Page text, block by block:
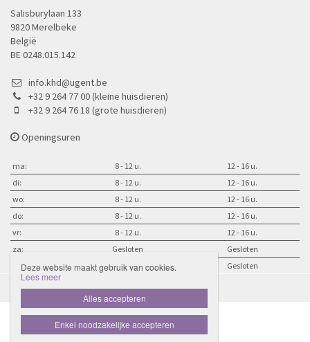
Salisburylaan 133
9820 Merelbeke
België
BE 0248.015.142
info.khd@ugent.be
+32 9 264 77 00 (kleine huisdieren)
+32 9 264 76 18 (grote huisdieren)
Openingsuren
ma: 8 - 12 u.
12 - 16 u.
di:
8 - 12 u.
12 - 16 u.
wo:
8 - 12 u.
12 - 16 u.
do:
8 - 12 u.
12 - 16 u.
vr:
8 - 12 u.
12 - 16 u.
za:
Gesloten
Gesloten
zo:
Gesloten Gesloten
Disclaimer Privacybeleid
Website door Livalos
Deze website maakt gebruik van cookies.
Lees meer
Alles accepteren
Enkel noodzakelijke accepteren